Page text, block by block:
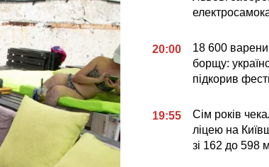
20:00
18 600
борщу:
підкорив
19:55
Сім років
ліцею на
зі 162 до 598